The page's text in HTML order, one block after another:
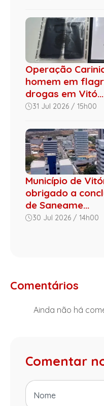
Operação
homem em
drogas em Vitó...
31 Jul 2026 / 15h00
Município de
obrigado a
de Saneame...
30 Jul 2026 / 14h00
Comentários
Ainda não há
Comentar